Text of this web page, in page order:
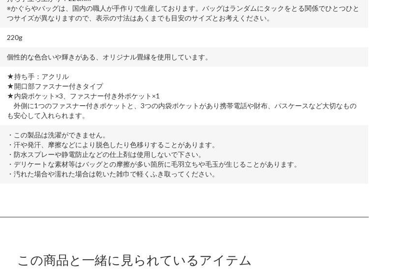
※かぐらやバッグは、国内の職人が手作りで生産しております。バッグはランダムにタックをとる関係でひとつひと
つサイズが異なりますので、表示の寸法はあくまでも目安のサイズとお考えください。
220g
個性的な色合いや輝きがある、オリジナル畳縁を使用しています。
★持ち手：アクリル
★開口部ファスナー付きタイプ
★内袋ポケット×3、ファスナー付き外ポケット×1
外側に1つのファスナー付きポケットと、3つの内袋ポケットがあり携帯電話や財布、パスケースなど大切なもの
も安心して入れられます。
・この製品は洗濯ができません。
・汗や発汗、摩擦などにより脱色したり色移りすることがあります。
・防水スプレーや静電防止などの仕上剤は使用しないで下さい。
・デリケートな素材等はバッグとの摩擦が多い箇所に毛羽立ちや毛玉が生じることがあります。
・汚れた場合や濡れた場合は乾いた雑巾で軽くふき取ってください。
この商品と 一緒に見られているアイテム